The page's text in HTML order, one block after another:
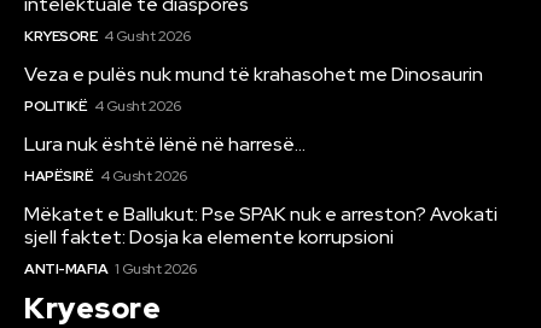
KRYESORE 4 Gusht 2026
Veza e pulës nuk mund të krahasohet me Dinosaurin
POLITIKË 4 Gusht 2026
Lura nuk është lënë në harresë…
HAPËSIRË 4 Gusht 2026
Mëkatet e Ballukut: Pse SPAK nuk e arreston? Avokati
sjell faktet: Dosja ka elemente korrupsioni
ANTI-MAFIA 1 Gusht 2026
Kryesore